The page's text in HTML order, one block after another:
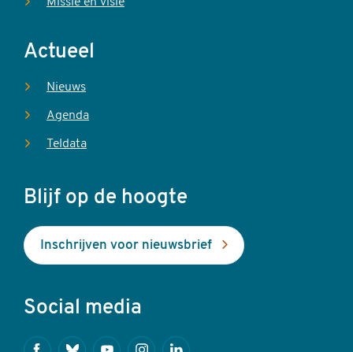
Actueel
Nieuws
Agenda
Teldata
Blijf op de hoogte
Inschrijven voor nieuwsbrief
Social media